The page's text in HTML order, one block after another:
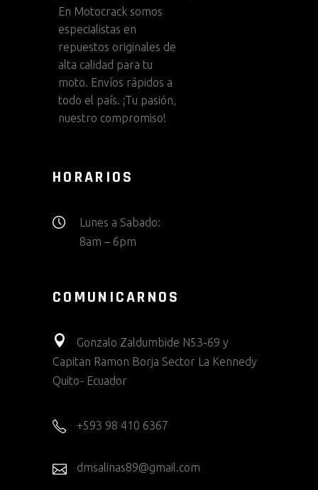
En Motocrack somos
especialistas en
repuestos originales de
alta calidad para tu
moto. Envíos rápidos a
todo el país. ¡Tu pasión,
nuestro compromiso!
HORARIOS
Lunes a Sabado:
8am – 6pm
COMUNICARNOS
Gonzalo Zaldumbide N53-69 y
Capitan Ramon Borja Sector La Kennedy
Quito- Ecuador
+593 98 410 6367
dmsalinas89@gmail.com